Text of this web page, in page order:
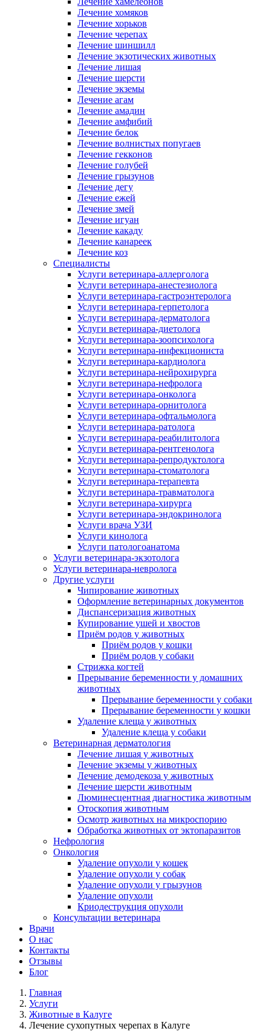
Лечение хомяков
Лечение хорьков
Лечение черепах
Лечение шиншилл
Лечение экзотических животных
Лечение лишая
Лечение шерсти
Лечение экземы
Лечение агам
Лечение амадин
Лечение амфибий
Лечение белок
Лечение волнистых попугаев
Лечение гекконов
Лечение голубей
Лечение грызунов
Лечение дегу
Лечение ежей
Лечение змей
Лечение игуан
Лечение какаду
Лечение канареек
Лечение коз
Специалисты
Услуги ветеринара-аллерголога
Услуги ветеринара-анестезиолога
Услуги ветеринара-гастроэнтеролога
Услуги ветеринара-герпетолога
Услуги ветеринара-дерматолога
Услуги ветеринара-диетолога
Услуги ветеринара-зоопсихолога
Услуги ветеринара-инфекциониста
Услуги ветеринара-кардиолога
Услуги ветеринара-нейрохирурга
Услуги ветеринара-нефролога
Услуги ветеринара-онколога
Услуги ветеринара-орнитолога
Услуги ветеринара-офтальмолога
Услуги ветеринара-ратолога
Услуги ветеринара-реабилитолога
Услуги ветеринара-рентгенолога
Услуги ветеринара-репродуктолога
Услуги ветеринара-стоматолога
Услуги ветеринара-терапевта
Услуги ветеринара-травматолога
Услуги ветеринара-хирурга
Услуги ветеринара-эндокринолога
Услуги врача УЗИ
Услуги кинолога
Услуги патологоанатома
Услуги ветеринара-экзотолога
Услуги ветеринара-невролога
Другие услуги
Чипирование животных
Оформление ветеринарных документов
Диспансеризация животных
Купирование ушей и хвостов
Приём родов у животных
Приём родов у кошки
Приём родов у собаки
Стрижка когтей
Прерывание беременности у домашних
животных
Прерывание беременности у собаки
Прерывание беременности у кошки
Удаление клеща у животных
Удаление клеща у собаки
Ветеринарная дерматология
Лечение лишая у животных
Лечение экземы у животных
Лечение демодекоза у животных
Лечение шерсти животным
Люминесцентная диагностика животным
Отоскопия животным
Осмотр животных на микроспорию
Обработка животных от эктопаразитов
Нефрология
Онкология
Удаление опухоли у кошек
Удаление опухоли у собак
Удаление опухоли у грызунов
Удаление опухоли
Криодеструкция опухоли
Консультации ветеринара
Врачи
О нас
Контакты
Отзывы
Блог
Главная
Услуги
Животные в Калуге
Лечение сухопутных черепах в Калуге